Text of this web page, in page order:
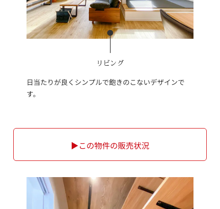
リビング
日当たりが良くシンプルで飽きのこないデザインで
す。
▶この物件の販売状況